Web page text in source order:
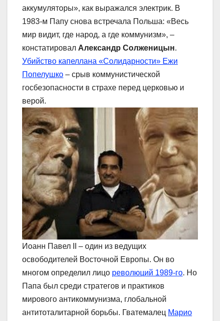
аккумуляторы», как выражался электрик. В
1983-м Папу снова встречала Польша: «Весь
мир видит, где народ, а где коммунизм», –
констатировал Александр Солженицын.
Убийство капеллана «Солидарности» Ежи
Попелушко – срыв коммунистической
госбезопасности в страхе перед церковью и
верой.
Иоанн Павел II – один из ведущих
освободителей Восточной Европы. Он во
многом определил лицо революций 1989-го. Но
Папа был среди стратегов и практиков
мирового антикоммунизма, глобальной
антитоталитарной борьбы. Гватемалец Марио